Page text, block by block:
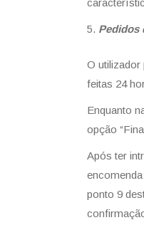
Pedidos
O utilizador
feitas 24
Enquanto
opção
Após ter
ponto 9